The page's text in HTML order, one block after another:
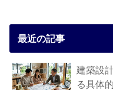
最近の記事
建築設
る具体